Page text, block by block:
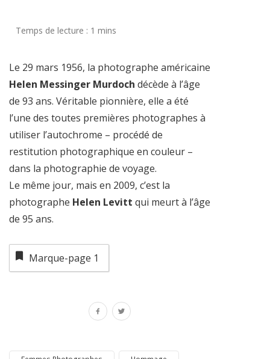
Le 29 mars 1956, la photographe américaine
Helen Messinger Murdoch décède à l’âge
de 93 ans. Véritable pionnière, elle a été
l’une des toutes premières photographes à
utiliser l’autochrome – procédé de
restitution photographique en couleur –
dans la photographie de voyage.
Le même jour, mais en 2009, c’est la
photographe Helen Levitt qui meurt à l’âge
de 95 ans.
Marque-page 1